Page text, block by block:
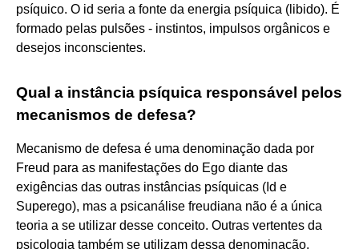
psíquico. O id seria a fonte da energia psíquica (libido). É
formado pelas pulsões - instintos, impulsos orgânicos e
desejos inconscientes.
Qual a instância psíquica responsável pelos
mecanismos de defesa?
Mecanismo de defesa é uma denominação dada por
Freud para as manifestações do Ego diante das
exigências das outras instâncias psíquicas (Id e
Superego), mas a psicanálise freudiana não é a única
teoria a se utilizar desse conceito. Outras vertentes da
psicologia também se utilizam dessa denominação.